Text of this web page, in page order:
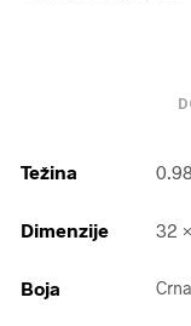
Težina
Dimenzije 32
Boja Crna